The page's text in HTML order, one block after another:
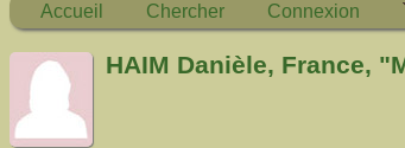
Accueil Chercher Connexion
HAIM Danièle, France,